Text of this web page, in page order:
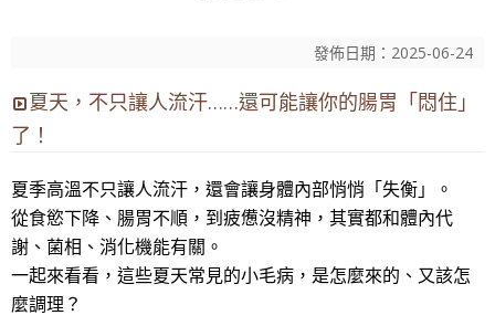
發佈日期：2025-06-24
夏天，不只讓人流汗……還可能讓你的腸胃「悶住」
了！
夏季高溫不只讓人流汗，還會讓身體內部悄悄「失衡」。
從食慾下降、腸胃不順，到疲憊沒精神，其實都和體內代
謝、菌相、消化機能有關。
一起來看看，這些夏天常見的小毛病，是怎麼來的、又該怎
麼調理？